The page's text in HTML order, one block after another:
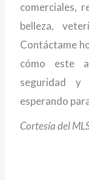
comerciales,
belleza,
Contáctame
cómo este
seguridad y
esperando
Cortesía del